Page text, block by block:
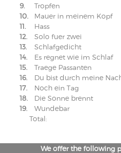
9.
Tropfen
10.
Mauer in meinem Kopf
11.
Hass
12.
Solo fuer zwei
13.
Schlafgedicht
14.
Es regnet wie im Schlaf
15.
Traege Passanten
16.
Du bist durch meine
17.
Noch ein Tag
18.
Die Sonne brennt
19.
Wundebar
Total:
We offer the following